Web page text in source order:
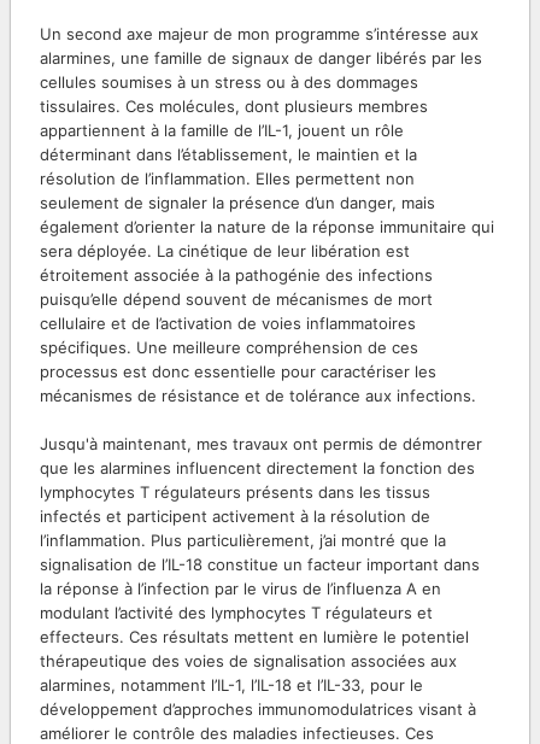
Un second axe majeur de mon programme s’intéresse aux
alarmines, une famille de signaux de danger libérés par les
cellules soumises à un stress ou à des dommages
tissulaires. Ces molécules, dont plusieurs membres
appartiennent à la famille de l’IL-1, jouent un rôle
déterminant dans l’établissement, le maintien et la
résolution de l’inflammation. Elles permettent non
seulement de signaler la présence d’un danger, mais
également d’orienter la nature de la réponse immunitaire qui
sera déployée. La cinétique de leur libération est
étroitement associée à la pathogénie des infections
puisqu’elle dépend souvent de mécanismes de mort
cellulaire et de l’activation de voies inflammatoires
spécifiques. Une meilleure compréhension de ces
processus est donc essentielle pour caractériser les
mécanismes de résistance et de tolérance aux infections.
Jusqu'à maintenant, mes travaux ont permis de démontrer
que les alarmines influencent directement la fonction des
lymphocytes T régulateurs présents dans les tissus
infectés et participent activement à la résolution de
l’inflammation. Plus particulièrement, j’ai montré que la
signalisation de l’IL-18 constitue un facteur important dans
la réponse à l’infection par le virus de l’influenza A en
modulant l’activité des lymphocytes T régulateurs et
effecteurs. Ces résultats mettent en lumière le potentiel
thérapeutique des voies de signalisation associées aux
alarmines, notamment l’IL-1, l’IL-18 et l’IL-33, pour le
développement d’approches immunomodulatrices visant à
améliorer le contrôle des maladies infectieuses. Ces